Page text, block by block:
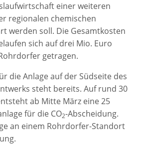
einer weiteren
regionalen chemischen
werden soll. Die Gesamtkosten
sich auf drei Mio. Euro
getragen.
die Anlage auf der Südseite des
steht bereits. Auf rund 30
ab Mitte März eine 25
für die CO2-Abscheidung.
an einem Rohrdorfer-Standort